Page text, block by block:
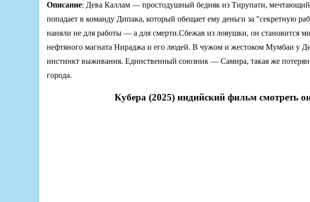
Описание: Дева Каллам — простодушный бедняк из Тирупати,
попадает в команду Дипака, который обещает ему деньги за "секретную
наняли не для работы — а для смерти.Сбежав из ловушки, он становится
нефтяного магната Нираджа и его людей. В чужом и жестоком Мумбаи у
инстинкт выживания. Единственный союзник — Самира, такая же
города.
Кубера (2025) индийский фильм смотреть